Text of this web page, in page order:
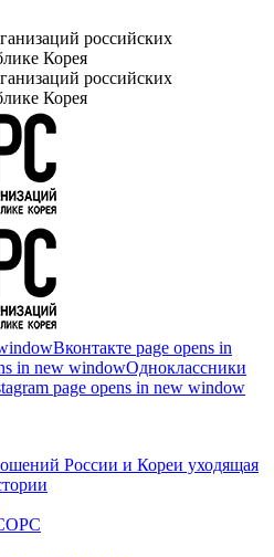
российских
Корея
российских
Корея
Вконтакте page opens in
in new windowОдноклассники
page opens in new window
России и Кореи уходящая